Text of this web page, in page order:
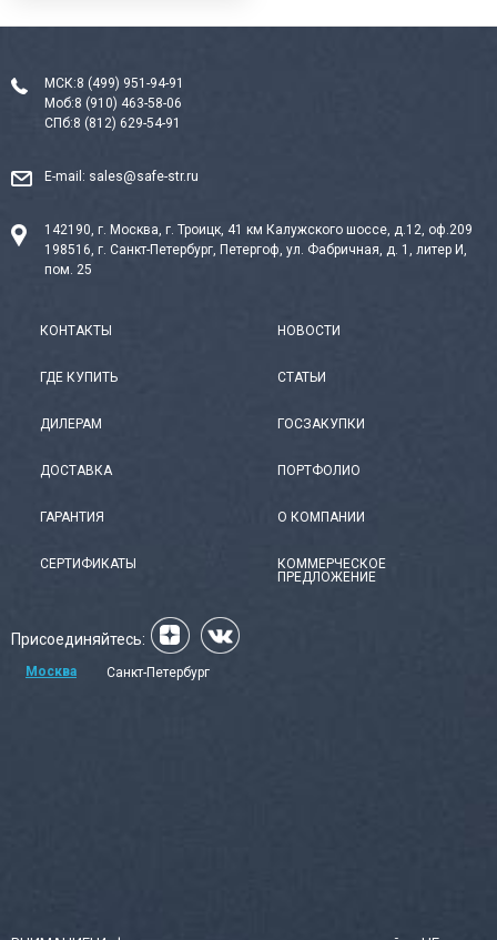
МСК:8 (499) 951-94-91
Моб:8 (910) 463-58-06
СПб:8 (812) 629-54-91
E-mail: sales@safe-str.ru
142190, г. Москва, г. Троицк, 41 км Калужского шоссе, д.12, оф.209
198516, г. Санкт-Петербург, Петергоф, ул. Фабричная, д. 1, литер И,
пом. 25
КОНТАКТЫ
ГДЕ КУПИТЬ
ДИЛЕРАМ
ДОСТАВКА
ГАРАНТИЯ
СЕРТИФИКАТЫ
НОВОСТИ
СТАТЬИ
ГОСЗАКУПКИ
ПОРТФОЛИО
О КОМПАНИИ
КОММЕРЧЕСКОЕ
ПРЕДЛОЖЕНИЕ
Присоединяйтесь:
Москва Санкт-Петербург